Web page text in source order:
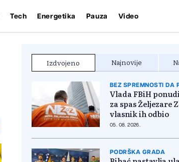
Tech Energetika Pauza Video
Izdvojeno Najnovije
BEZ SPREMNOSTI DA
Vlada FBiH
za spas Željezare
vlasnik ih odbio
05. 08. 2026.
PODRŠKA GRADA